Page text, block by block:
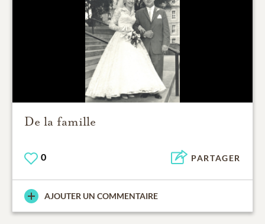
De la famille
0 PARTAGER
AJOUTER UN COMMENTAIRE